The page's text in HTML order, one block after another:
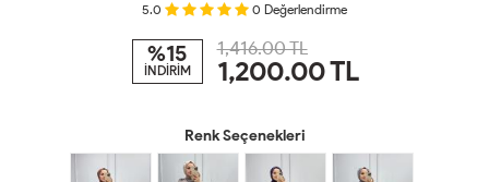
5.0 0 Değerlendirme
%15
İNDİRİM
1,416.00 TL
1,200.00TL
Renk Seçenekleri